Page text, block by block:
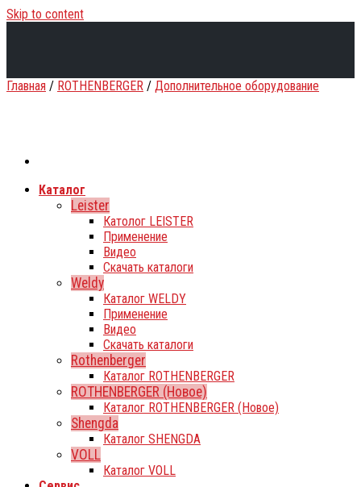
Skip to content
Каталог
Leister
Католог LEISTER
Применение
Видео
Скачать каталоги
Weldy
Каталог WELDY
Применение
Видео
Скачать каталоги
Rothenberger
Каталог ROTHENBERGER
ROTHENBERGER (Новое)
Каталог ROTHENBERGER (Новое)
Shengda
Каталог SHENGDA
VOLL
Каталог VOLL
Главная / ROTHENBERGER / Дополнительное оборудование